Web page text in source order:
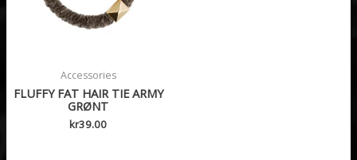
Accessories
FLUFFY FAT HAIR TIE ARMY
GRØNT
kr39.00